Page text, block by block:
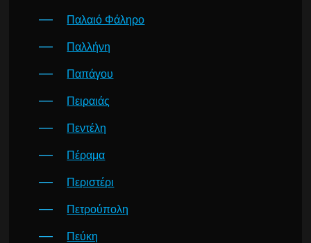
Παλαιό Φάληρο
Παλλήνη
Παπάγου
Πειραιάς
Πεντέλη
Πέραμα
Περιστέρι
Πετρούπολη
Πεύκη